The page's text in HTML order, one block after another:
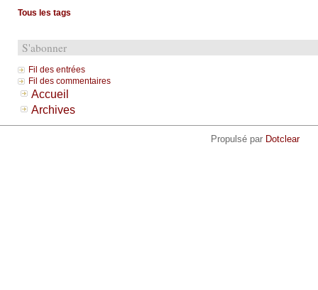
Tous les tags
S'abonner
Fil des entrées
Fil des commentaires
Accueil
Archives
Propulsé par Dotclear